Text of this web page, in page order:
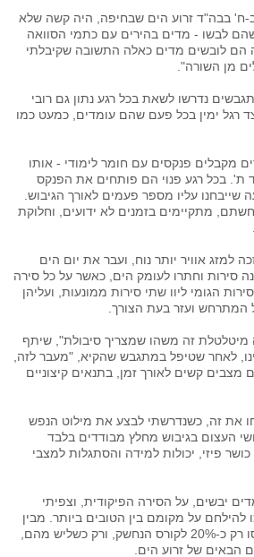
ח' בבה"ד זרוע הים שבחיפה, היה קשה שלא
לבשו - מדים בהירים עם כתמי הסוואה
הם לובשים מדים כאלה התשובה שקיבלתי
מן השורה".
נדרשו לשאת בכל רגע נתון גם רובי
רגל ימין בכל פעם שהם עומדים, כמעט כמו
מקבלים פנקסים עם חומר לימודי - אותו
ת'. בכל רגע פנוי הם פותחים את הפנקס
שייבחנו עליו מספר פעמים לאורך הגיבוש.
מתקיימים בזמנים לא ידועים, וחלוקת
למזג אוויר יותר נוח, ועבר את יום הים
סירות וחתרו לעומק הים, כאשר על כל סירה
הגומי ליוו שתי סירות ממונעות, ועליהן
המתרחש ועזר בעת הצורך.
מיטלטלת זה משהו שמצריך סיבולת", שיתף
לאחר שטיפל במתגבש שהקיא, "מעבר לזה,
קשים לאורך זמן, בתנאים קיצוניים
את זה, כשנדרשתי לבצע את מילוט הנפש
העצום בגיבוש מחלץ מבודדים בלבד
פיזי, יכולות למידה והסתגלות למצבי
יבשים, על הסירה הפיקודית, וצפיתי
להילחם על מקומם בין הטובים ביותר. מבין
מאות המתמיינים - יתגייסו רק כ-20% לקורס הנחשק, ורק כשליש מהם,
הבאים של זרוע הים.